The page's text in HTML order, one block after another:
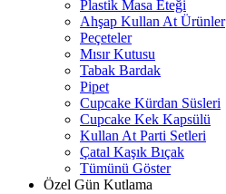
Plastik Masa Eteği
Ahşap Kullan At Ürünler
Peçeteler
Mısır Kutusu
Tabak Bardak
Pipet
Cupcake Kürdan Süsleri
Cupcake Kek Kapsülü
Kullan At Parti Setleri
Çatal Kaşık Bıçak
Tümünü Göster
Özel Gün Kutlama